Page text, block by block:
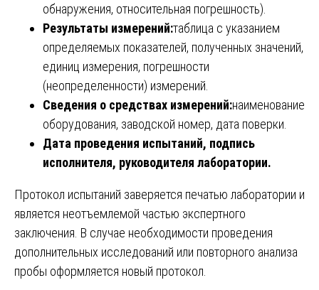
обнаружения, относительная погрешность).
Результаты измерений:таблица с указанием
определяемых показателей, полученных значений,
единиц измерения, погрешности
(неопределенности) измерений.
Сведения о средствах измерений:наименование
оборудования, заводской номер, дата поверки.
Дата проведения испытаний, подпись
исполнителя, руководителя лаборатории.
Протокол испытаний заверяется печатью лаборатории и
является неотъемлемой частью экспертного
заключения. В случае необходимости проведения
дополнительных исследований или повторного анализа
пробы оформляется новый протокол.